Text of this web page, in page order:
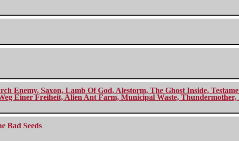
Enemy, Saxon, Lamb Of God, Alestorm, The Ghost Inside,
Einer Freiheit, Alien Ant Farm, Municipal Waste,
Bad Seeds